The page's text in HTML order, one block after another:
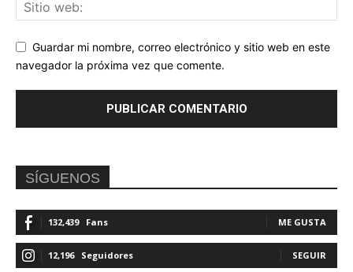
Guardar mi nombre, correo electrónico y sitio web en este
navegador la próxima vez que comente.
SÍGUENOS
132,439 Fans ME GUSTA
12,196 Seguidores SEGUIR